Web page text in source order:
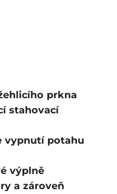
prkna
stahovací
vypnutí potahu
výplně
a zároveň